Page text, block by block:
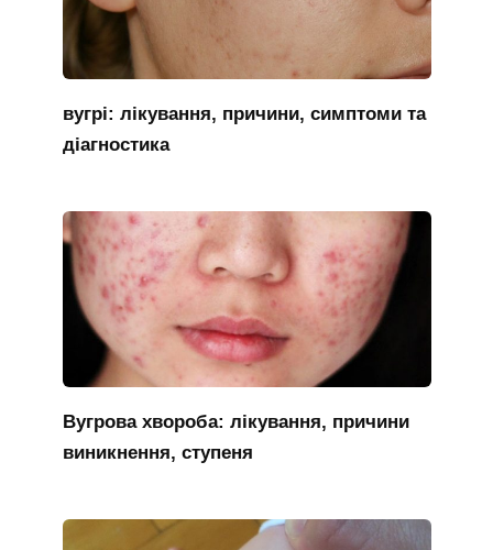
вугрі: лікування, причини, симптоми та
діагностика
Вугрова хвороба: лікування, причини
виникнення, ступеня